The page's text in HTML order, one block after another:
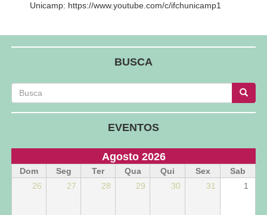
Unicamp: https://www.youtube.com/c/ifchunicamp1
BUSCA
Busca
Busca Busca
EVENTOS
Agosto 2026
Dom Seg Ter Qua Qui Sex
Sab
26
27 28 29 30 31 1